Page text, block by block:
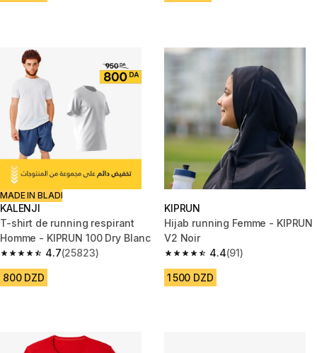
MADE IN BLADI
KALENJI
T-shirt de running respirant
Homme - KIPRUN 100 Dry Blanc
4.7
4.7 out of 5 stars from 25823 reviews
(25823)
800 DZD
KIPRUN
Hijab running Femme - KIPRUN
V2 Noir
4.4
4.4 out of 5 stars from 91
(91)
1 500 DZD